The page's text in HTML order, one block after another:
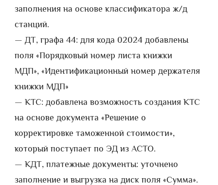
заполнения на основе классификатора ж/д
станций.
— ДТ, графа 44: для кода 02024 добавлены
поля «Порядковый номер листа книжки
МДП», «Идентификационный номер держателя
книжки МДП»
— КТС: добавлена возможность создания КТС
на основе документа «Решение о
корректировке таможенной стоимости»,
который поступает по ЭД из АСТО.
— КДТ, платежные документы: уточнено
заполнение и выгрузка на диск поля «Сумма».